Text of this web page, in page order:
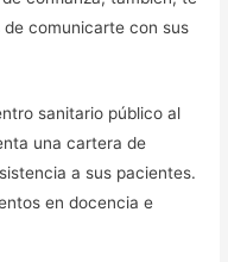
comunicarte con sus
sanitario público al
una cartera de
a sus pacientes.
en docencia e